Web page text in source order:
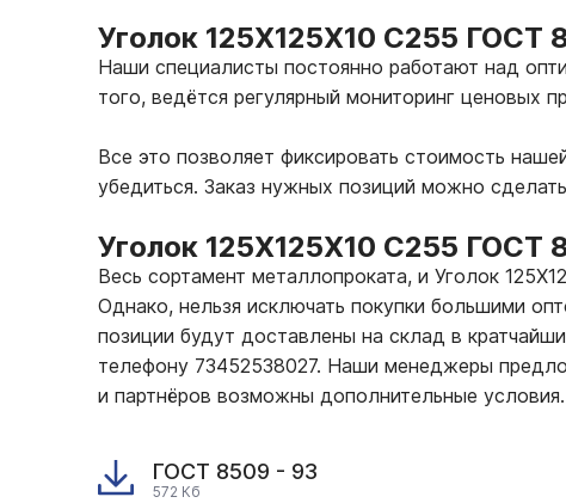
Уголок 125Х125Х10 С255 ГОСТ
Наши специалисты постоянно работают над
того, ведётся регулярный мониторинг ценовых
Все это позволяет фиксировать стоимость
убедиться. Заказ нужных позиций можно
Уголок 125Х125Х10 С255 ГОСТ
Весь сортамент металлопроката, и Уголок
Однако, нельзя исключать покупки большими
позиции будут доставлены на склад в
телефону 73452538027. Наши менеджеры
и партнёров возможны дополнительные условия.
ГОСТ 8509 - 93
572 Кб